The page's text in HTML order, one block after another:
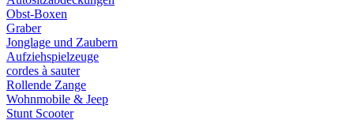
Obst-Boxen
Graber
Jonglage und Zaubern
Aufziehspielzeuge
cordes à sauter
Rollende Zange
Wohnmobile & Jeep
Stunt Scooter